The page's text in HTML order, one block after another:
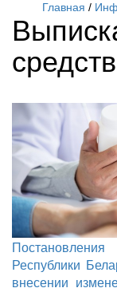
Главная /
средств
Республики
внесении